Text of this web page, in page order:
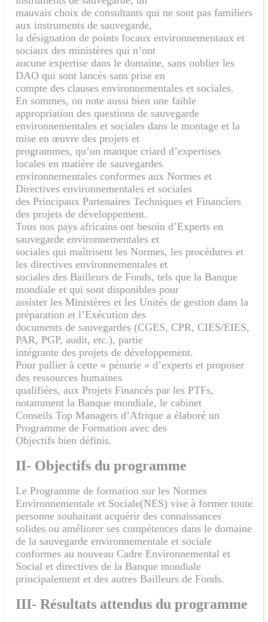
mauvais choix de consultants qui ne sont pas familiers
aux instruments de sauvegarde,
la désignation de points focaux environnementaux et
sociaux des ministères qui n’ont
aucune expertise dans le domaine, sans oublier les
DAO qui sont lancés sans prise en
compte des clauses environnementales et sociales.
En sommes, on note aussi bien une faible
appropriation des questions de sauvegarde
environnementales et sociales dans le montage et la
mise en œuvre des projets et
programmes, qu’un manque criard d’expertises
locales en matière de sauvegardes
environnementales conformes aux Normes et
Directives environnementales et sociales
des Principaux Partenaires Techniques et Financiers
des projets de développement.
Tous nos pays africains ont besoin d’Experts en
sauvegarde environnementales et
sociales qui maîtrisent les Normes, les procédures et
les directives environnementales et
sociales des Bailleurs de Fonds, tels que la Banque
mondiale et qui sont disponibles pour
assister les Ministères et les Unités de gestion dans la
préparation et l’Exécution des
documents de sauvegardes (CGES, CPR, CIES/EIES,
PAR, PGP, audit, etc.), partie
intégrante des projets de développement.
Pour pallier à cette « pénurie » d’experts et proposer
des ressources humaines
qualifiées, aux Projets Financés par les PTFs,
notamment la Banque mondiale, le cabinet
Conseils Top Managers d’Afrique a élaboré un
Programme de Formation avec des
Objectifs bien définis.
II- Objectifs du programme
Le Programme de formation sur les Normes
Environnementale et Sociale(NES) vise à former toute
personne souhaitant acquérir des connaissances
solides ou améliorer ses compétences dans le domaine
de la sauvegarde environnementale et sociale
conformes au nouveau Cadre Environnemental et
Social et directives de la Banque mondiale
principalement et des autres Bailleurs de Fonds.
III- Résultats attendus du programme